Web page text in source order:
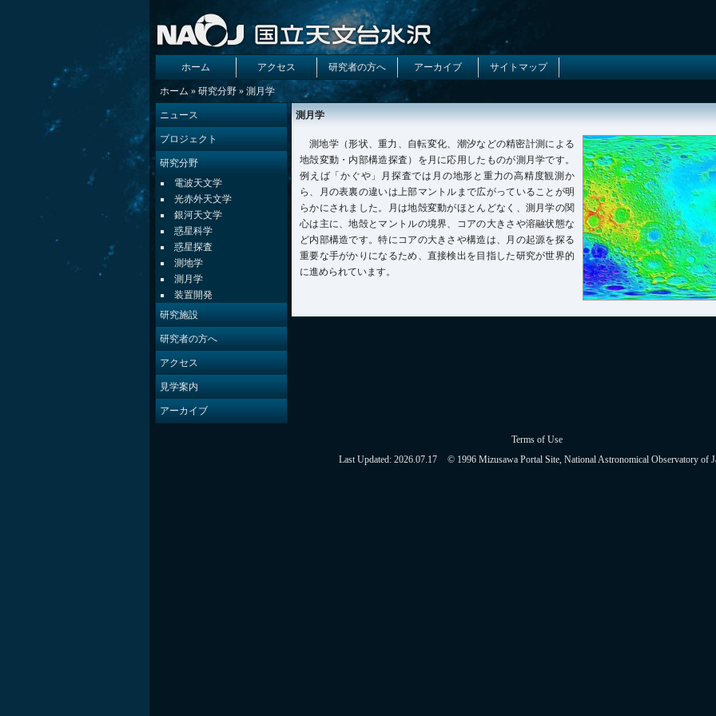
ホーム アクセス 研究者の方へ アーカイブ サイトマップ
ホーム » 研究分野 » 測月学
ニュース
プロジェクト
研究分野
電波天文学
光赤外天文学
銀河天文学
惑星科学
惑星探査
測地学
測月学
装置開発
研究施設
研究者の方へ
アクセス
見学案内
アーカイブ
測月学
測地学（形状、重力、自転変化、潮汐などの精密計測による
地殻変動・内部構造探査）を月に応用したものが測月学です。
例えば「かぐや」月探査では月の地形と重力の高精度観測か
ら、月の表裏の違いは上部マントルまで広がっていることが明
らかにされました。月は地殻変動がほとんどなく、測月学の関
心は主に、地殻とマントルの境界、コアの大きさや溶融状態な
ど内部構造です。特にコアの大きさや構造は、月の起源を探る
重要な手がかりになるため、直接検出を目指した研究が世界的
に進められています。
Terms of Use
Last Updated: 2026.07.17 © 1996 Mizusawa Portal Site, National Astronomical Observatory of